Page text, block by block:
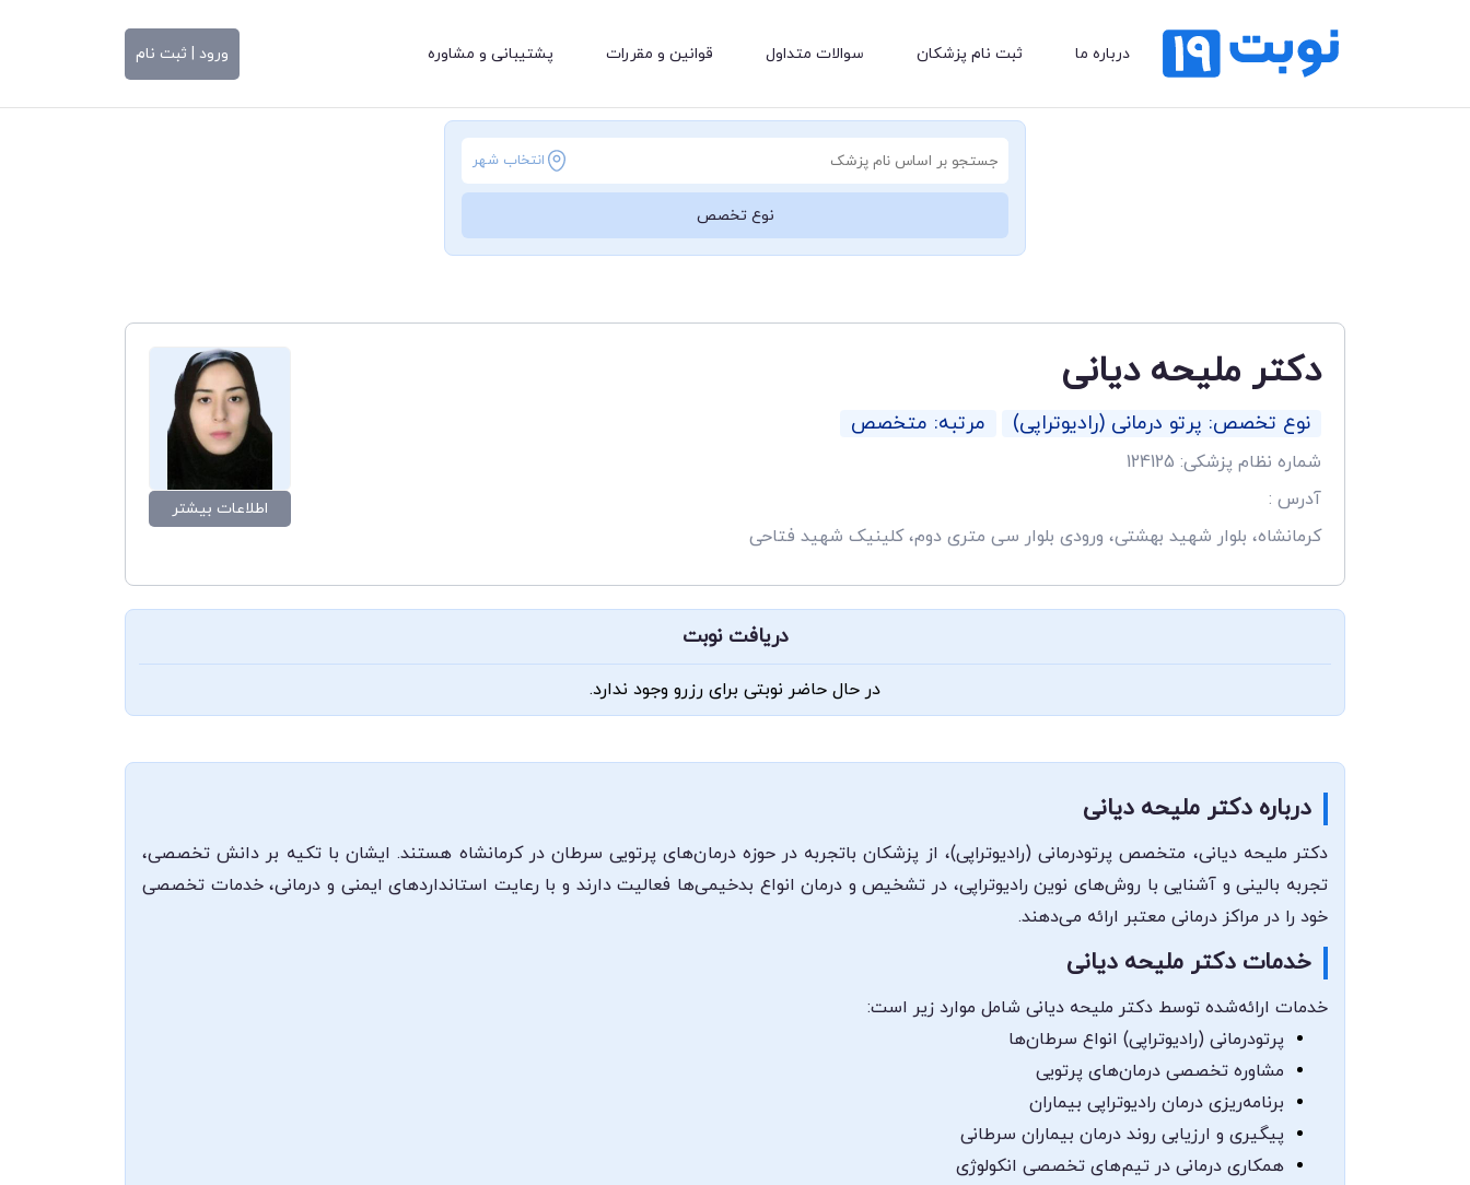
درباره ما ثبت نام پزشکان سوالات متداول قوانین و مقررات پشتیبانی و مشاوره ورود | ثبت نام
انتخاب شهر
نوع تخصص
دکتر ملیحه دیانی
نوع تخصص: پرتو درمانی (رادیوتراپی) مرتبه: متخصص
شماره نظام پزشکی: 124125
آدرس :
کرمانشاه، بلوار شهید بهشتی، ورودی بلوار سی متری دوم، کلینیک شهید فتاحی
اطلاعات بیشتر
دریافت نوبت
در حال حاضر نوبتی برای رزرو وجود ندارد.
درباره دکتر ملیحه دیانی
دکتر ملیحه دیانی، متخصص پرتودرمانی (رادیوتراپی)، از پزشکان باتجربه در حوزه درمان‌های پرتویی سرطان در کرمانشاه هستند. ایشان با تکیه بر دانش تخصصی،
تجربه بالینی و آشنایی با روش‌های نوین رادیوتراپی، در تشخیص و درمان انواع بدخیمی‌ها فعالیت دارند و با رعایت استانداردهای ایمنی و درمانی، خدمات تخصصی
خود را در مراکز درمانی معتبر ارائه می‌دهند.
خدمات دکتر ملیحه دیانی
خدمات ارائه‌شده توسط دکتر ملیحه دیانی شامل موارد زیر است:
پرتودرمانی (رادیوتراپی) انواع سرطان‌ها
مشاوره تخصصی درمان‌های پرتویی
برنامه‌ریزی درمان رادیوتراپی بیماران
پیگیری و ارزیابی روند درمان بیماران سرطانی
همکاری درمانی در تیم‌های تخصصی انکولوژی